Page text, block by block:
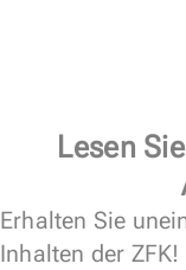
Lesen
Erhalten Sie
Inhalten der ZFK!